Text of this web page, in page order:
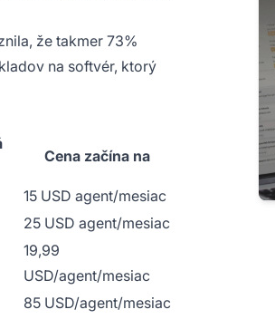
že takmer 73%
na softvér, ktorý
Cena začína na
15 USD agent/mesiac
25 USD agent/mesiac
19,99
USD/agent/mesiac
85 USD/agent/mesiac